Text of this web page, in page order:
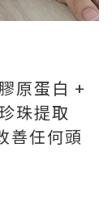
原蛋白 +
珠提取
善任何頭